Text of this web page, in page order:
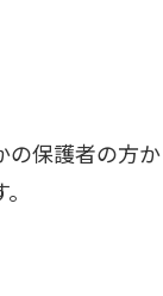
の保護者の方か